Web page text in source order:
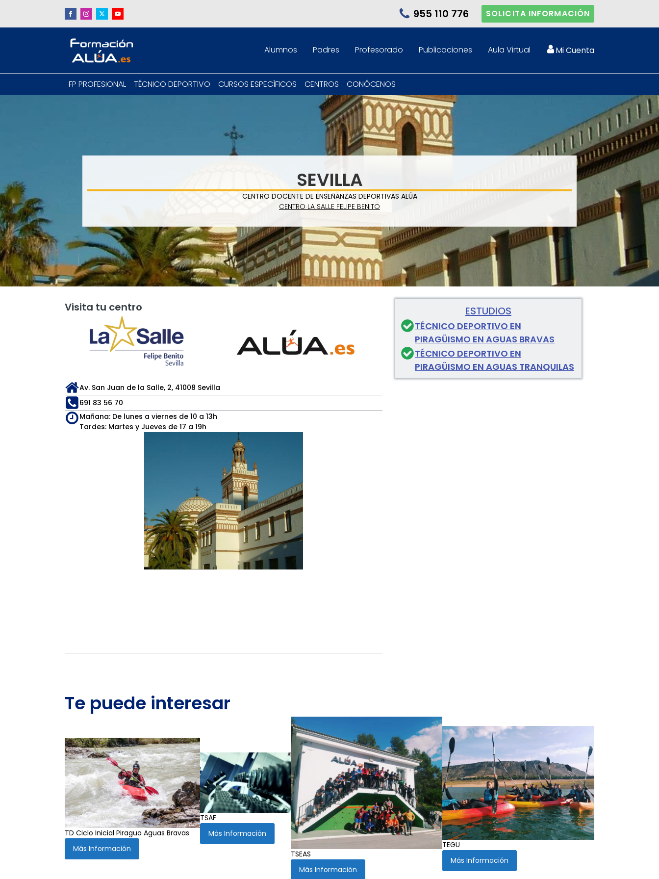
955 110 776 SOLICITA INFORMACIÓN
Alumnos Padres Profesorado Publicaciones Aula Virtual Mi Cuenta
FP PROFESIONAL TÉCNICO DEPORTIVO CURSOS ESPECÍFICOS CENTROS CONÓCENOS
SEVILLA
CENTRO DOCENTE DE ENSEÑANZAS DEPORTIVAS ALÚA
CENTRO LA SALLE FELIPE BENITO
Visita tu centro
Av. San Juan de la Salle, 2, 41008 Sevilla
691 83 56 70
Mañana: De lunes a viernes de 10 a 13h
Tardes: Martes y Jueves de 17 a 19h
ESTUDIOS
TÉCNICO DEPORTIVO EN
PIRAGÜISMO EN AGUAS BRAVAS
TÉCNICO DEPORTIVO EN
PIRAGÜISMO EN AGUAS TRANQUILAS
Te puede interesar
TD Ciclo Inicial Piragua Aguas Bravas
Más Información
TSAF
Más Información
TSEAS
Más Información
TEGU
Más Información